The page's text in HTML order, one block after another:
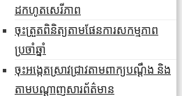
ដកហូតសេរីភាព
ចុះត្រួតពិនិត្យតាមផែនការសកម្មភាព
ប្រចាំឆ្នាំ
ចុះអង្កេតស្រាវជ្រាវតាមពាក្យបណ្តឹង និង
តាមបណ្តាញសារព័ត៌មាន